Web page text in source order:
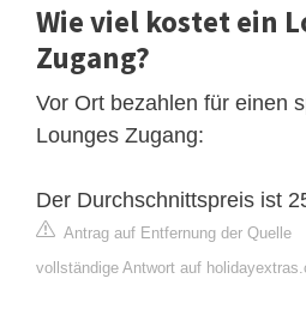
Wie viel kostet ein
Zugang?
Vor Ort bezahlen für einen
Lounges Zugang:
Der Durchschnittspreis ist
Antrag auf Entfernung der Quelle
vollständige Antwort auf